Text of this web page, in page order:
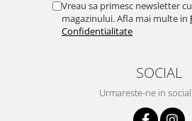
Vreau sa primesc newsletter
magazinului. Afla mai multe in
Confidentialitate
SOCIAL
Urmareste-ne in